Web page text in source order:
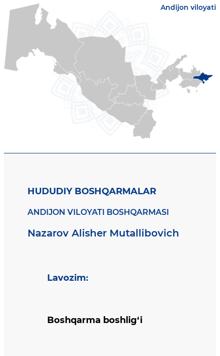
Andijon viloyati
HUDUDIY BOSHQARMALAR
ANDIJON VILOYATI BOSHQARMASI
Nazarov Alisher Mutallibovich
Lavozim:
Boshqarma boshlig‘i